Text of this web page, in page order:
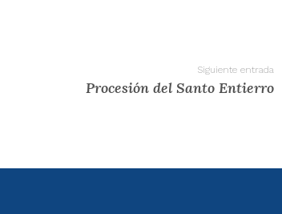
Siguiente entrada
Procesión del Santo Entierro